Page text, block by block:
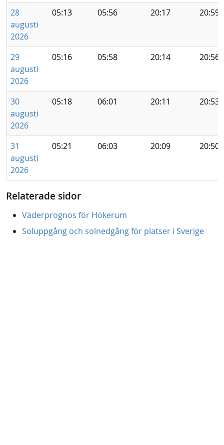
28
augusti
2026
05:13 05:56 20:17 20:59
29
augusti
2026
05:16 05:58 20:14 20:56
30
augusti
2026
05:18 06:01 20:11 20:53
31
augusti
2026
05:21 06:03 20:09 20:50
Relaterade sidor
Väderprognos för Hökerum
Soluppgång och solnedgång för platser i Sverige